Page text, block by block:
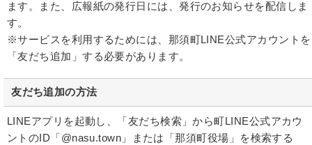
ます。また、広報紙の発行日には、発行のお知らせを配信しま
す。
※サービスを利用するためには、那須町LINE公式アカウントを
「友だち追加」する必要があります。
友だち追加の方法
LINEアプリを起動し、「友だち検索」から町LINE公式アカウ
ントのID「@nasu.town」または「那須町役場」を検索する